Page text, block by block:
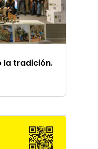
la tradición.